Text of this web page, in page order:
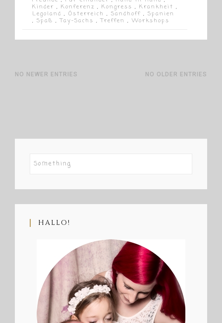
Kinder , Konferenz , Kongress , Krankheit ,
Legoland , Österreich , Sandhoff , Spanien
, Spaß ,Tay-Sachs ,Treffen ,Workshops
NO NEWER ENTRIES NO OLDER ENTRIES
HALLO!